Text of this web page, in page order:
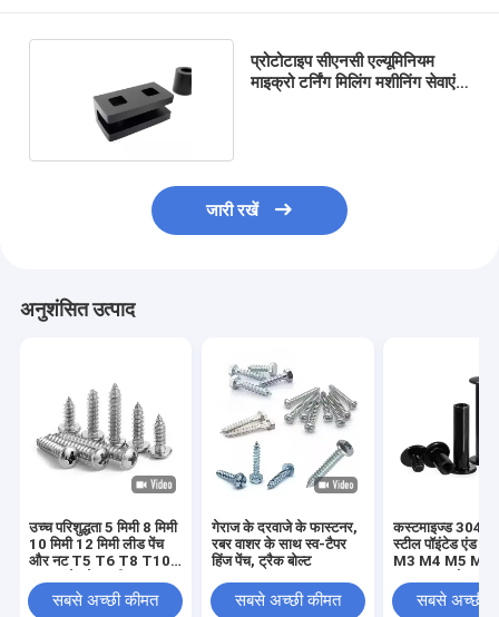
प्रोटोटाइप सीएनसी एल्यूमिनियम
माइक्रो टर्निंग मिलिंग मशीनिंग सेवाएं
जारी रखें
अनुशंसित उत्पाद
उच्च परिशुद्धता 5 मिमी 8 मिमी
10 मिमी 12 मिमी लीड पेंच
और नट T5 T6 T8 T10
ट्रेपेज़ॉइडल पेंच पीतल नट के
साथ लीड पेंच
सबसे अच्छी कीमत
गेराज के दरवाजे के फास्टनर,
रबर वाशर के साथ स्व-टैपर
हिंज पेंच, ट्रैक बोल्ट
सबसे अच्छी कीमत
कस्टमाइज्ड 304
स्टील पॉइंटेड एंड
M3 M4 M5 M6
स्क्रू हेडलेस हेक्स
स्क्रू
सबसे अच्छी